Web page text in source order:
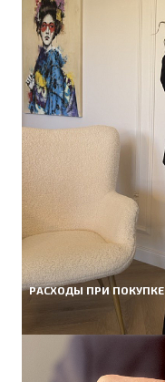
РАСХОДЫ ПРИ ПОКУПКЕ